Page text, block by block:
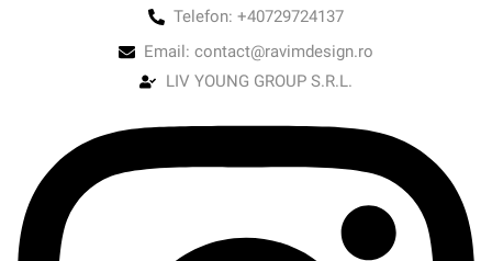
Telefon: +40729724137
Email: contact@ravimdesign.ro
LIV YOUNG GROUP S.R.L.